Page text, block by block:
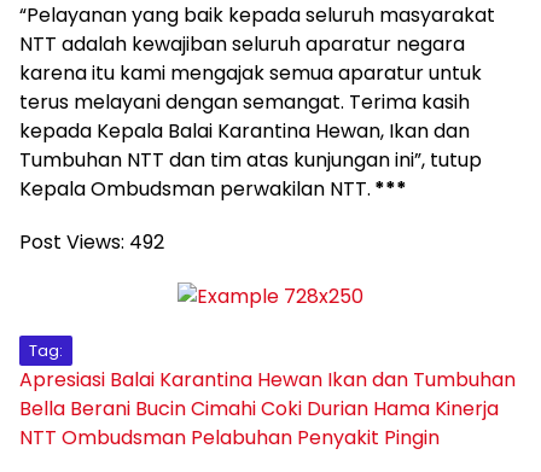
“Pelayanan yang baik kepada seluruh masyarakat
NTT adalah kewajiban seluruh aparatur negara
karena itu kami mengajak semua aparatur untuk
terus melayani dengan semangat. Terima kasih
kepada Kepala Balai Karantina Hewan, Ikan dan
Tumbuhan NTT dan tim atas kunjungan ini”, tutup
Kepala Ombudsman perwakilan NTT. ***
Post Views: 492
Tag:
Apresiasi Balai Karantina Hewan Ikan dan Tumbuhan
Bella Berani BucinCimahiCoki Durian Hama Kinerja
NTT Ombudsman Pelabuhan Penyakit Pingin